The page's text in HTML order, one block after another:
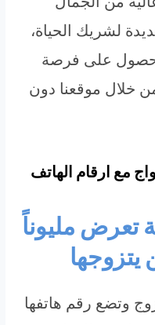
لشريك الحياة،
على فرصة
خلال موقعنا دون
مع ارقام الهاتف
تعرض مليوناً
وتضع رقم هاتفها